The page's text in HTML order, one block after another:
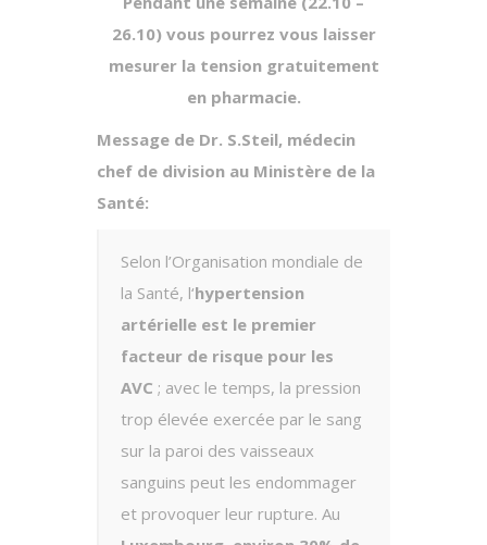
26.10) vous pourrez vous laisser
mesurer la tension gratuitement
en pharmacie.
Message de Dr. S.Steil, médecin
chef de division au Ministère de la
Santé:
Selon l’Organisation mondiale de
la Santé, l‘hypertension
artérielle est le premier
facteur de risque pour les
AVC ; avec le temps, la pression
trop élevée exercée par le sang
sur la paroi des vaisseaux
sanguins peut les endommager
et provoquer leur rupture. Au